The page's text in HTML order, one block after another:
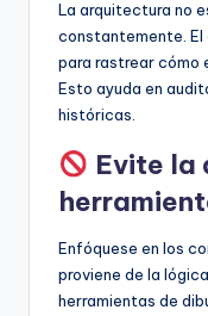
La arquitectura no
constantemente. El
para rastrear cómo
Esto ayuda en
históricas.
Evite la
Enfóquese en los
proviene de la
herramientas de